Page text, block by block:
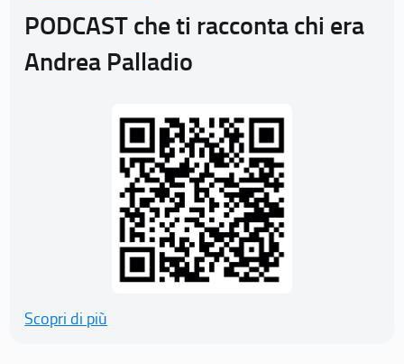
PODCAST che ti racconta chi era
Andrea Palladio
Scopri di più